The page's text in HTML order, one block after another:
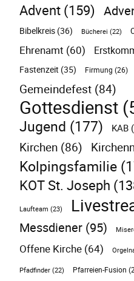
Advent(159)
Bibelkreis (36) Bücherei (22)
Ehrenamt (60)
Fastenzeit (35) Firmung (26)
Gemeindefest (84)
Gottesdienst
Jugend (177) KAB
Kirchen (86)
Kolpingsfamilie
KOT St. Joseph
Laufteam (23)
Messdiener (95)
Offene Kirche (64)
Pfadfinder (22) Pfarreien-Fusion